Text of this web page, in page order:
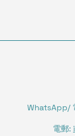
WhatsApp/
電郵: